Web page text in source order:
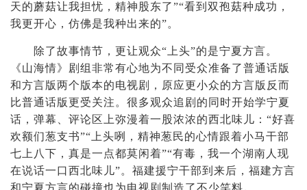
天的蘑菇让我担忧，精神股东了”“看到双孢菇种成功，
我更开心，仿佛是我种出来的”。
除了故事情节，更让观众“上头”的是宁夏方言。
《山海情》剧组非常有心地为不同受众准备了普通话版
和方言版两个版本的电视剧，原应更小众的方言版反而
比普通话版更受关注。很多观众追剧的同时开始学宁夏
话，弹幕、评论区上弥漫着一股浓浓的西北味儿：“好喜
欢额们葱支书”“上头咧，精神葱民的心情跟着小马干部
七上八下，真是一点都莫闲着”“有毒，我一个湖南人现
在说话一口西北味儿”。福建援宁干部到来后，福建方言
和宁夏方言的碰撞也为电视剧制造了不少笑料。